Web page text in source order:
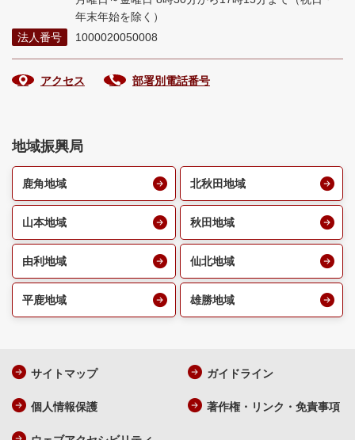
年末年始を除く）
法人番号
1000020050008
アクセス 部署別電話番号
地域振興局
鹿角地域 北秋田地域
山本地域 秋田地域
由利地域 仙北地域
平鹿地域 雄勝地域
サイトマップ ガイドライン
個人情報保護 著作権・リンク・免責事項